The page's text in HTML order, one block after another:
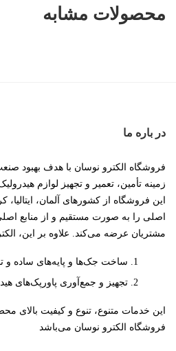
محصولات مشابه
در باره ما
فروشگاه الکترو نوسان با هدف بهبود
زمینه تأمین، تعمیر و تجهیز لوازم
این فروشگاه از کشورهای آلمان،
اصلی را به صورت مستقیم و از منابع
مشتریان عرضه می‌کند. علاوه بر این،
ساخت جک‌ها و پایه‌های ساده
تجهیز و جمع‌آوری پاورپک‌های
این خدمات متنوع، تنوع و کیفیت بالای
فروشگاه الکترو نوسان می‌باشد